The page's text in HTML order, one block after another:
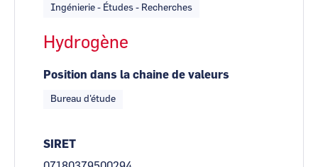
Ingénierie - Études - Recherches
Hydrogène
Position dans la chaine de valeurs
Bureau d'étude
SIRET